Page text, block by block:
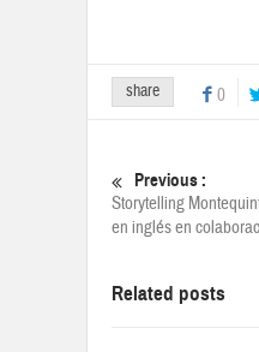
share 0
Previous :
Storytelling
en inglés en
Related posts